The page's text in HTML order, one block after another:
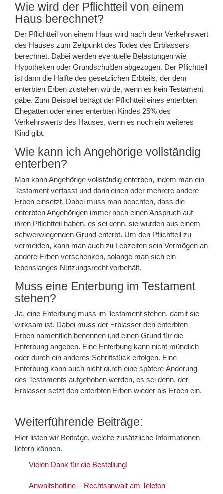
Wie wird der Pflichtteil von einem
Haus berechnet?
Der Pflichtteil von einem Haus wird nach dem Verkehrswert
des Hauses zum Zeitpunkt des Todes des Erblassers
berechnet. Dabei werden eventuelle Belastungen wie
Hypotheken oder Grundschulden abgezogen. Der Pflichtteil
ist dann die Hälfte des gesetzlichen Erbteils, der dem
enterbten Erben zustehen würde, wenn es kein Testament
gäbe. Zum Beispiel beträgt der Pflichtteil eines enterbten
Ehegatten oder eines enterbten Kindes 25% des
Verkehrswerts des Hauses, wenn es noch ein weiteres
Kind gibt.
Wie kann ich Angehörige vollständig
enterben?
Man kann Angehörige vollständig enterben, indem man ein
Testament verfasst und darin einen oder mehrere andere
Erben einsetzt. Dabei muss man beachten, dass die
enterbten Angehörigen immer noch einen Anspruch auf
ihren Pflichtteil haben, es sei denn, sie wurden aus einem
schwerwiegenden Grund enterbt. Um den Pflichtteil zu
vermeiden, kann man auch zu Lebzeiten sein Vermögen an
andere Erben verschenken, solange man sich ein
lebenslanges Nutzungsrecht vorbehält.
Muss eine Enterbung im Testament
stehen?
Ja, eine Enterbung muss im Testament stehen, damit sie
wirksam ist. Dabei muss der Erblasser den enterbten
Erben namentlich benennen und einen Grund für die
Enterbung angeben. Eine Enterbung kann nicht mündlich
oder durch ein anderes Schriftstück erfolgen. Eine
Enterbung kann auch nicht durch eine spätere Änderung
des Testaments aufgehoben werden, es sei denn, der
Erblasser setzt den enterbten Erben wieder als Erben ein.
Weiterführende Beiträge:
Hier listen wir Beiträge, welche zusätzliche Informationen
liefern können.
Vielen Dank für die Bestellung!
Anwaltshotline – Rechtsanwalt am Telefon